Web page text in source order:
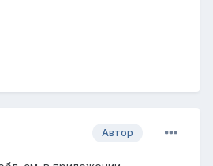
Автор